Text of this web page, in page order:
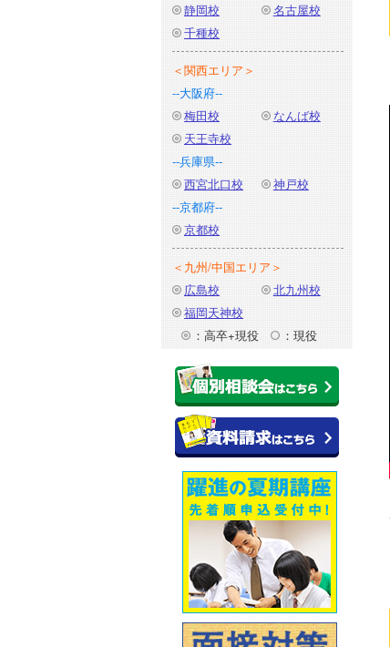
静岡校
名古屋校
千種校
＜関西エリア＞
--大阪府--
梅田校
なんば校
天王寺校
--兵庫県--
西宮北口校
神戸校
--京都府--
京都校
＜九州/中国エリア＞
広島校
北九州校
福岡天神校
：高卒+現役
：現役